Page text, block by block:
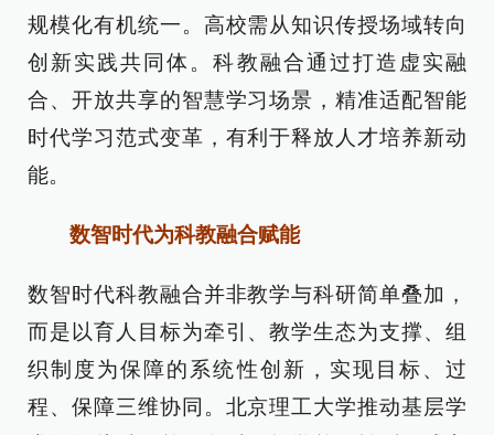
规模化有机统一。高校需从知识传授场域转向
创新实践共同体。科教融合通过打造虚实融
合、开放共享的智慧学习场景，精准适配智能
时代学习范式变革，有利于释放人才培养新动
能。
数智时代为科教融合赋能
数智时代科教融合并非教学与科研简单叠加，
而是以育人目标为牵引、教学生态为支撑、组
织制度为保障的系统性创新，实现目标、过
程、保障三维协同。北京理工大学推动基层学